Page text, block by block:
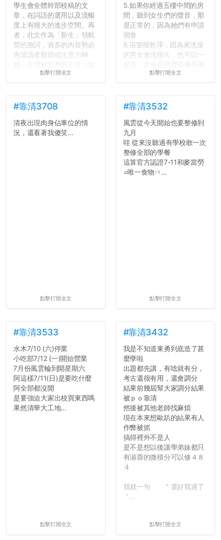
學生會全體幹部校稿的文
章，在詞語的選用以及流暢
度上有很大的進步空間。再
者，此文作為「新生」領航
營的致詞，過多的內容勢必
會讓讀者厭煩或注意力轉
果有的話）前就失去興趣。
的聲明一樣正式，但至少在
用字上多加留意。有些語句
用說的可能會引人發笑或多
聽幾句，但寫成文字時只會
點擊打開全文
5.如果你經過五樓中間的房
間，聽到女生們的聲音，那
是正常的，因為她們有申請
宿舍
6.浴室很乾淨，因為來洗澡
的男女會洗很久，也可以一
舍房間，都歡迎留言讓我知
道...
點擊打開全文
#靠清3708
清夜出現肉身佔車位的情
況，還看著我傻笑...
點擊打開全文
#靠清3532
風雲從今天開始也要整修到
九月
哇 從來沒聽過有學校敢一次
整修全部的學餐
這算官方認證7-11和麥當勞
=唯一食物ㄇ...
點擊打開全文
#靠清3533
水木7/10 (六)停業
小吃部7/12 (一)開始營業
7月份風雲輪到開星期六
阿這樣7/11(日)是要吃什麼
阿全部都沒開
是要強迫大家出校買東西嗎
果然清華大工地...
點擊打開全文
#靠清3432
我是不知道東勇到底造了甚
麼孽啦
出題都先講，有唸就有分，
考古還很有用，還會調分
結果前幾屆幫大家調分結果
被ｐｏ靠清
然後被其他老師找麻煩
現在本來想歐趴的結果有人
作弊被抓
搞得裡外不是人
是不是想以後讓學弟妹都只
有淑蓉的微積分可以修４８
４
我就一句 ＂還好我過了
＂...
點擊打開全文